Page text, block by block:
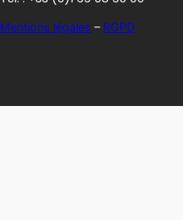
Mentions légales – RGPD